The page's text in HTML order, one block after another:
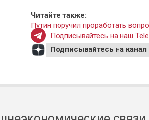
Читайте также:
Путин поручил проработать
Подписывайтесь на наш
Подписывайтесь на